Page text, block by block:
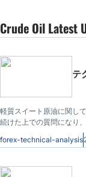
Crude Oil Latest
テ
軽質スイート原油に関し
続けた上での質問になり
る優れた期間でどんなポ
forex-technical-analysis